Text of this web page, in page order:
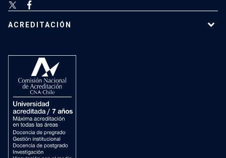
ACREDITACIÓN